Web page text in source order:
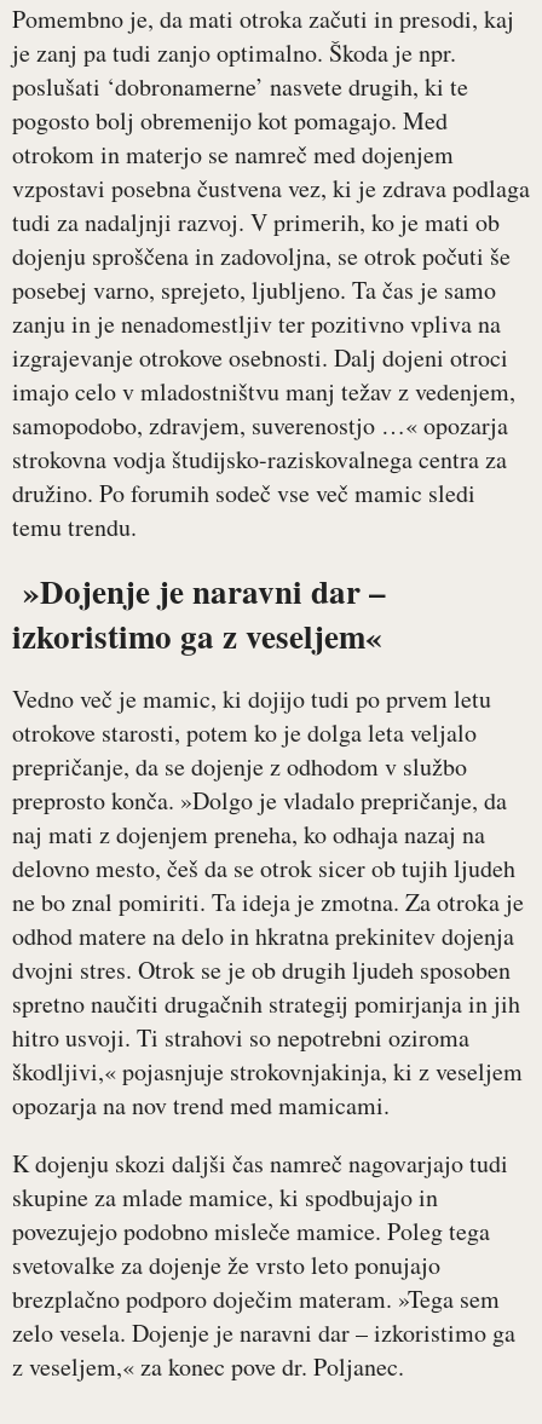
Pomembno je, da mati otroka začuti in presodi, kaj
je zanj pa tudi zanjo optimalno. Škoda je npr.
poslušati ‘dobronamerne’ nasvete drugih, ki te
pogosto bolj obremenijo kot pomagajo. Med
otrokom in materjo se namreč med dojenjem
vzpostavi posebna čustvena vez, ki je zdrava podlaga
tudi za nadaljnji razvoj. V primerih, ko je mati ob
dojenju sproščena in zadovoljna, se otrok počuti še
posebej varno, sprejeto, ljubljeno. Ta čas je samo
zanju in je nenadomestljiv ter pozitivno vpliva na
izgrajevanje otrokove osebnosti. Dalj dojeni otroci
imajo celo v mladostništvu manj težav z vedenjem,
samopodobo, zdravjem, suverenostjo …« opozarja
strokovna vodja študijsko-raziskovalnega centra za
družino. Po forumih sodeč vse več mamic sledi
temu trendu.
»Dojenje je naravni dar –
izkoristimo ga z veseljem«
Vedno več je mamic, ki dojijo tudi po prvem letu
otrokove starosti, potem ko je dolga leta veljalo
prepričanje, da se dojenje z odhodom v službo
preprosto konča. »Dolgo je vladalo prepričanje, da
naj mati z dojenjem preneha, ko odhaja nazaj na
delovno mesto, češ da se otrok sicer ob tujih ljudeh
ne bo znal pomiriti. Ta ideja je zmotna. Za otroka je
odhod matere na delo in hkratna prekinitev dojenja
dvojni stres. Otrok se je ob drugih ljudeh sposoben
spretno naučiti drugačnih strategij pomirjanja in jih
hitro usvoji. Ti strahovi so nepotrebni oziroma
škodljivi,« pojasnjuje strokovnjakinja, ki z veseljem
opozarja na nov trend med mamicami.
K dojenju skozi daljši čas namreč nagovarjajo tudi
skupine za mlade mamice, ki spodbujajo in
povezujejo podobno misleče mamice. Poleg tega
svetovalke za dojenje že vrsto leto ponujajo
brezplačno podporo doječim materam. »Tega sem
zelo vesela. Dojenje je naravni dar – izkoristimo ga
z veseljem,« za konec pove dr. Poljanec.